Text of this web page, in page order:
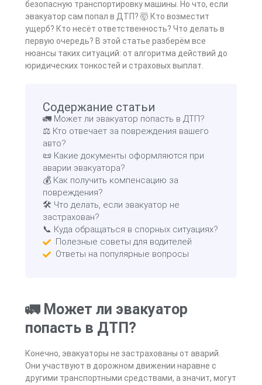
безопасную транспортировку машины. Но что, если
эвакуатор сам попал в ДТП? 🤯 Кто возместит
ущерб? Кто несёт ответственность? Что делать в
первую очередь? В этой статье разберём все
нюансы таких ситуаций: от алгоритма действий до
юридических тонкостей и страховых выплат.
Содержание статьи
🚛 Может ли эвакуатор попасть в ДТП?
⚖ Кто отвечает за повреждения вашего
авто?
📜 Какие документы оформляются при
аварии эвакуатора?
💰 Как получить компенсацию за
повреждения?
🛠 Что делать, если эвакуатор не
застрахован?
📞 Куда обращаться в спорных ситуациях?
Полезные советы для водителей
Ответы на популярные вопросы
🚛 Может ли эвакуатор
попасть в ДТП?
Конечно, эвакуаторы не застрахованы от аварий.
Они участвуют в дорожном движении наравне с
другими транспортными средствами, а значит, могут